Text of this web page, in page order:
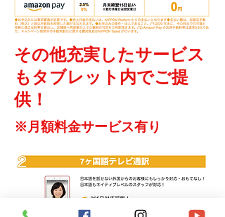
その他充実したサービス
もタブレット内でご提
供！
※月額料金サービス有り